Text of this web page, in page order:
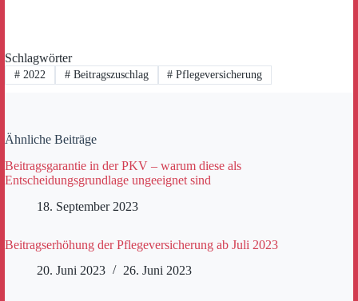
Schlagwörter
#2022 #Beitragszuschlag # Pflegeversicherung
Ähnliche Beiträge
Beitragsgarantie in der PKV – warum diese als
Entscheidungsgrundlage ungeeignet sind
18. September 2023
Beitragserhöhung der Pflegeversicherung ab Juli 2023
20. Juni 2023
26. Juni 2023